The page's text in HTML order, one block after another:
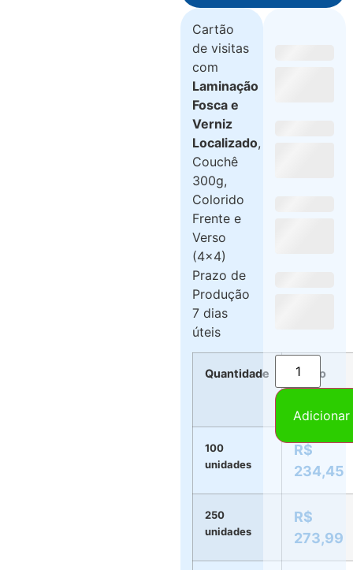
Cartão
de visitas
com
Laminação
Fosca e
Verniz
Localizado,
Couchê
300g,
Colorido
Frente e
Verso
(4×4)
Prazo de
Produção
7 dias
úteis
Quantidade
Preço
por
100
unidades
R$
234,45
250
unidades
R$
273,99